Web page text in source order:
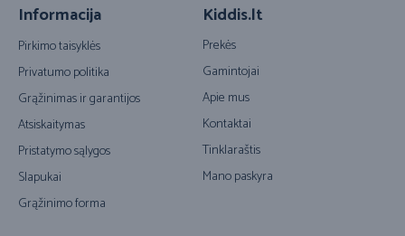
Informacija
Pirkimo taisyklės
Privatumo politika
Grąžinimas ir garantijos
Atsiskaitymas
Pristatymo sąlygos
Slapukai
Grąžinimo forma
Kiddis.lt
Prekės
Gamintojai
Apie mus
Kontaktai
Tinklaraštis
Mano paskyra